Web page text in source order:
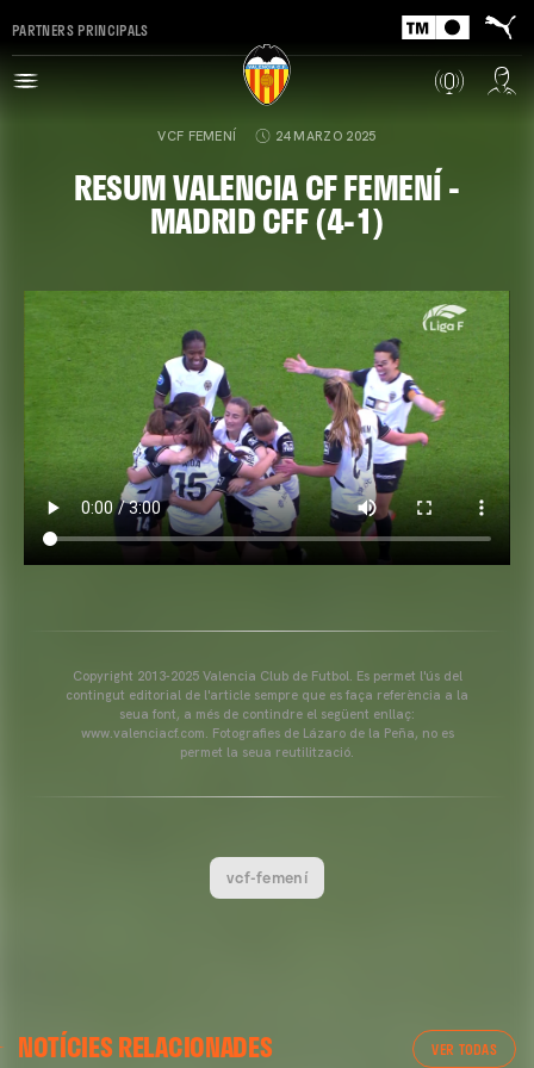
PARTNERS PRINCIPALS
VCF FEMENÍ 24 MARZO 2025
RESUM VALENCIA CF FEMENÍ -
MADRID CFF (4-1)
Copyright 2013-2025 Valencia Club de Futbol. Es permet l'ús del
contingut editorial de l'article sempre que es faça referència a la
seua font, a més de contindre el següent enllaç:
www.valenciacf.com. Fotografies de Lázaro de la Peña, no es
permet la seua reutilització.
vcf-femení
NOTÍCIES RELACIONADES VER TODAS